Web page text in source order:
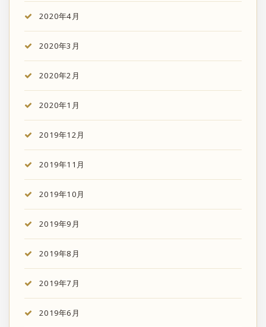
2020年4月
2020年3月
2020年2月
2020年1月
2019年12月
2019年11月
2019年10月
2019年9月
2019年8月
2019年7月
2019年6月